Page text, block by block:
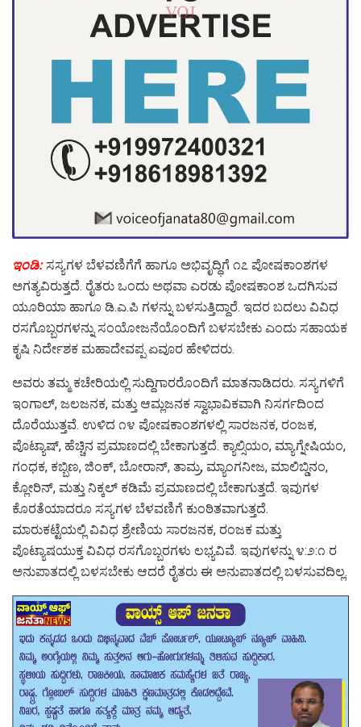
ಇಂಡಿ: ಸಸ್ಯಗಳ ಬೆಳವಣಿಗೆಗೆ ಹಾಗೂ ಅಭಿವೃದ್ಧಿಗೆ ೧೭ ಪೋಷಕಾಂಶಗಳ
ಅಗತ್ಯವಿರುತ್ತದೆ. ರೈತರು ಒಂದು ಅಥವಾ ಎರಡು ಪೋಷಕಾಂಶ ಒದಗಿಸುವ
ಯೂರಿಯಾ ಹಾಗೂ ಡಿ.ಎ.ಪಿ ಗಳನ್ನು ಬಳಸುತ್ತಿದ್ದಾರೆ. ಇದರ ಬದಲು ವಿವಿಧ
ರಸಗೊಬ್ಬರಗಳನ್ನು ಸಂಯೋಜನೆಯೊಂದಿಗೆ ಬಳಸಬೇಕು ಎಂದು ಸಹಾಯಕ
ಕೃಷಿ ನಿರ್ದೇಶಕ ಮಹಾದೇವಪ್ಪ ಏವೂರ ಹೇಳಿದರು.
ಅವರು ತಮ್ಮ ಕಚೇರಿಯಲ್ಲಿ ಸುದ್ದಿಗಾರರೊಂದಿಗೆ ಮಾತನಾಡಿದರು. ಸಸ್ಯಗಳಿಗೆ
ಇಂಗಾಲ್, ಜಲಜನಕ, ಮತ್ತು ಆಮ್ಲಜನಕ ಸ್ವಾಭಾವಿಕವಾಗಿ ನಿಸರ್ಗದಿಂದ
ದೊರೆಯುತ್ತವೆ. ಉಳಿದ ೧೪ ಪೋಷಕಾಂಶಗಳಲ್ಲಿ ಸಾರಜನಕ, ರಂಜಕ,
ಪೊಟ್ಯಾಷ್, ಹೆಚ್ಚಿನ ಪ್ರಮಾಣದಲ್ಲಿ ಬೇಕಾಗುತ್ತದೆ. ಕ್ಯಾಲ್ಸಿಯಂ, ಮ್ಯಾಗ್ನೇಷಿಯಂ,
ಗಂಧಕ, ಕಬ್ಬಿಣ, ಜಿಂಕ್, ಬೋರಾನ್, ತಾಮ್ರ, ಮ್ಯಾಂಗನೀಜ, ಮಾಲಿಬ್ಡಿನಂ,
ಕ್ಲೋರಿನ್, ಮತ್ತು ನಿಕ್ಕಲ್ ಕಡಿಮೆ ಪ್ರಮಾಣದಲ್ಲಿ ಬೇಕಾಗುತ್ತದೆ. ಇವುಗಳ
ಕೊರತೆಯಾದರೂ ಸಸ್ಯಗಳ ಬೆಳವಣಿಗೆ ಕುಂಠಿತವಾಗುತ್ತದೆ.
ಮಾರುಕಟ್ಟೆಯಲ್ಲಿ ವಿವಿಧ ಶ್ರೇಣಿಯ ಸಾರಜನಕ, ರಂಜಕ ಮತ್ತು
ಪೊಟ್ಯಾಷಯುಕ್ತ ವಿವಿಧ ರಸಗೊಬ್ಬರಗಳು ಲಭ್ಯವಿವೆ. ಇವುಗಳನ್ನು ೪:೨:೧ ರ
ಅನುಪಾತದಲ್ಲಿ ಬಳಸಬೇಕು ಆದರೆ ರೈತರು ಈ ಅನುಪಾತದಲ್ಲಿ ಬಳಸುವದಿಲ್ಲ.